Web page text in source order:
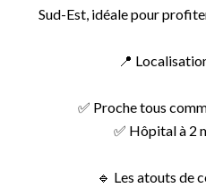
Sud-Est, idéale pour
📍
✅ Proche tous
✅ Hôpital à 2
🔹 Les atouts de